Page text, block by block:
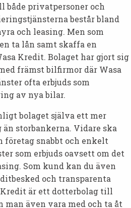
privatpersoner och
består bland
och leasing. Men som
ta lån samt skaffa en
Kredit. Bolaget har gjort sig
främst bilfirmor där Wasa
ofta erbjuds som
av nya bilar.
bolaget själva ett mer
storbankerna. Vidare ska
företag snabbt och enkelt
som erbjuds oavsett om det
Som kund kan du även
och transparenta
är ett dotterbolag till
man även vara med och ta åt